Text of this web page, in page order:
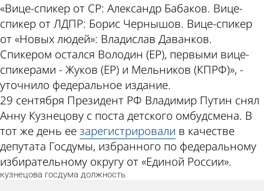
«Вице-спикер от СР: Александр Бабаков. Вице-
спикер от ЛДПР: Борис Чернышов. Вице-спикер
от «Новых людей»: Владислав Даванков.
Спикером остался Володин (ЕР), первыми вице-
спикерами - Жуков (ЕР) и Мельников (КПРФ)», -
уточнило федеральное издание.
29 сентября Президент РФ Владимир Путин снял
Анну Кузнецову с поста детского омбудсмена. В
тот же день еезарегистрировали в качестве
депутата Госдумы, избранного по федеральному
избирательному округу от «Единой России».
кузнецова госдума должность